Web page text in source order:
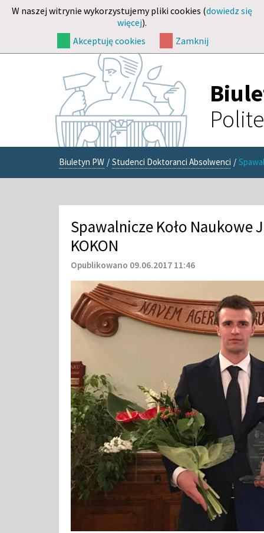
W naszej witrynie wykorzystujemy pliki cookies (dowiedz się
więcej).
Akceptuję cookies
Zamknij
Biuletyn PW / Studenci Doktoranci Absolwenci /
Spawalnicze Koło Naukowe
KOKON
Opublikowano 09.06.2017 11:46